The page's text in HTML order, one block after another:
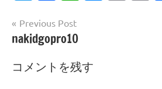
投
稿
ナ
Previous Post
nakidgopro10
コメントを残す